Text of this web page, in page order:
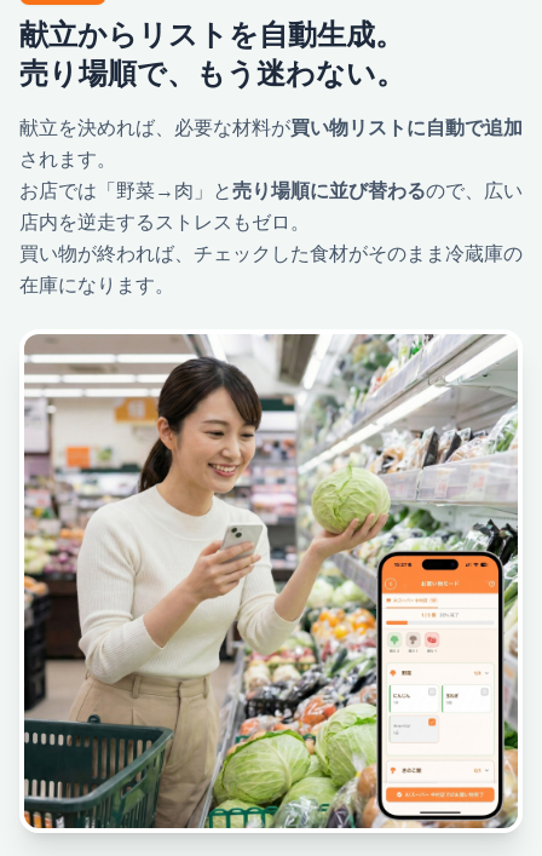
献立からリストを自動生成。
売り場順で、もう迷わない。
献立を決めれば、必要な材料が買い物リストに自動で追加
されます。
お店では「野菜→肉」と売り場順に並び替わるので、広い
店内を逆走するストレスもゼロ。
買い物が終われば、チェックした食材がそのまま冷蔵庫の
在庫になります。